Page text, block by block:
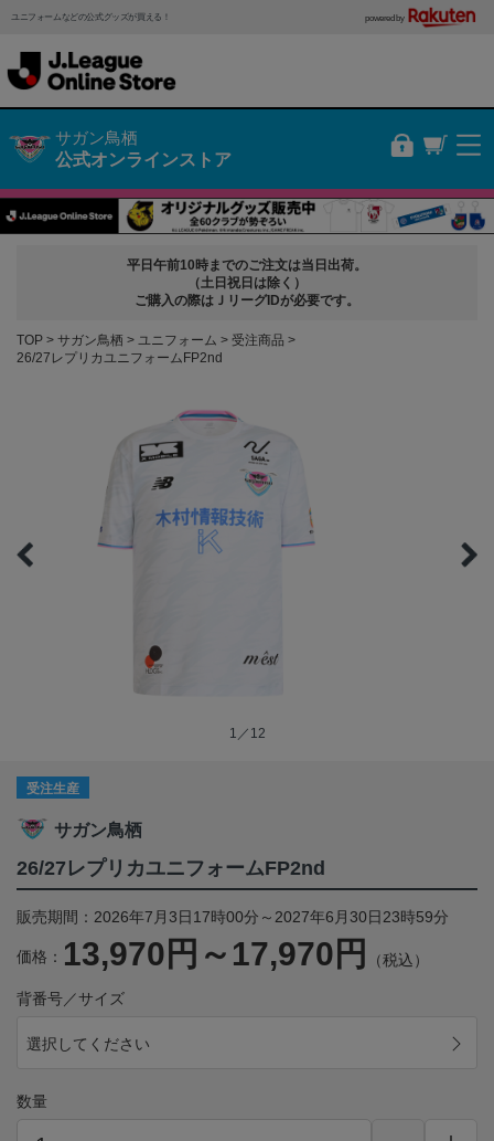
ユニフォームなどの公式グッズが買える！ powered by
サガン鳥栖
公式オンラインストア
平日午前10時までのご注文は当日出荷。
（土日祝日は除く）
ご購入の際はＪリーグIDが必要です。
TOP サガン鳥栖 ユニフォーム
受注商品
26/27レプリカユニフォームFP2nd
1／12
受注生産
サガン鳥栖
26/27レプリカユニフォームFP2nd
販売期間：2026年7月3日17時00分～2027年6月30日23時59分
価格： 13,970円～17,970円 （税込）
背番号／サイズ
選択してください
数量